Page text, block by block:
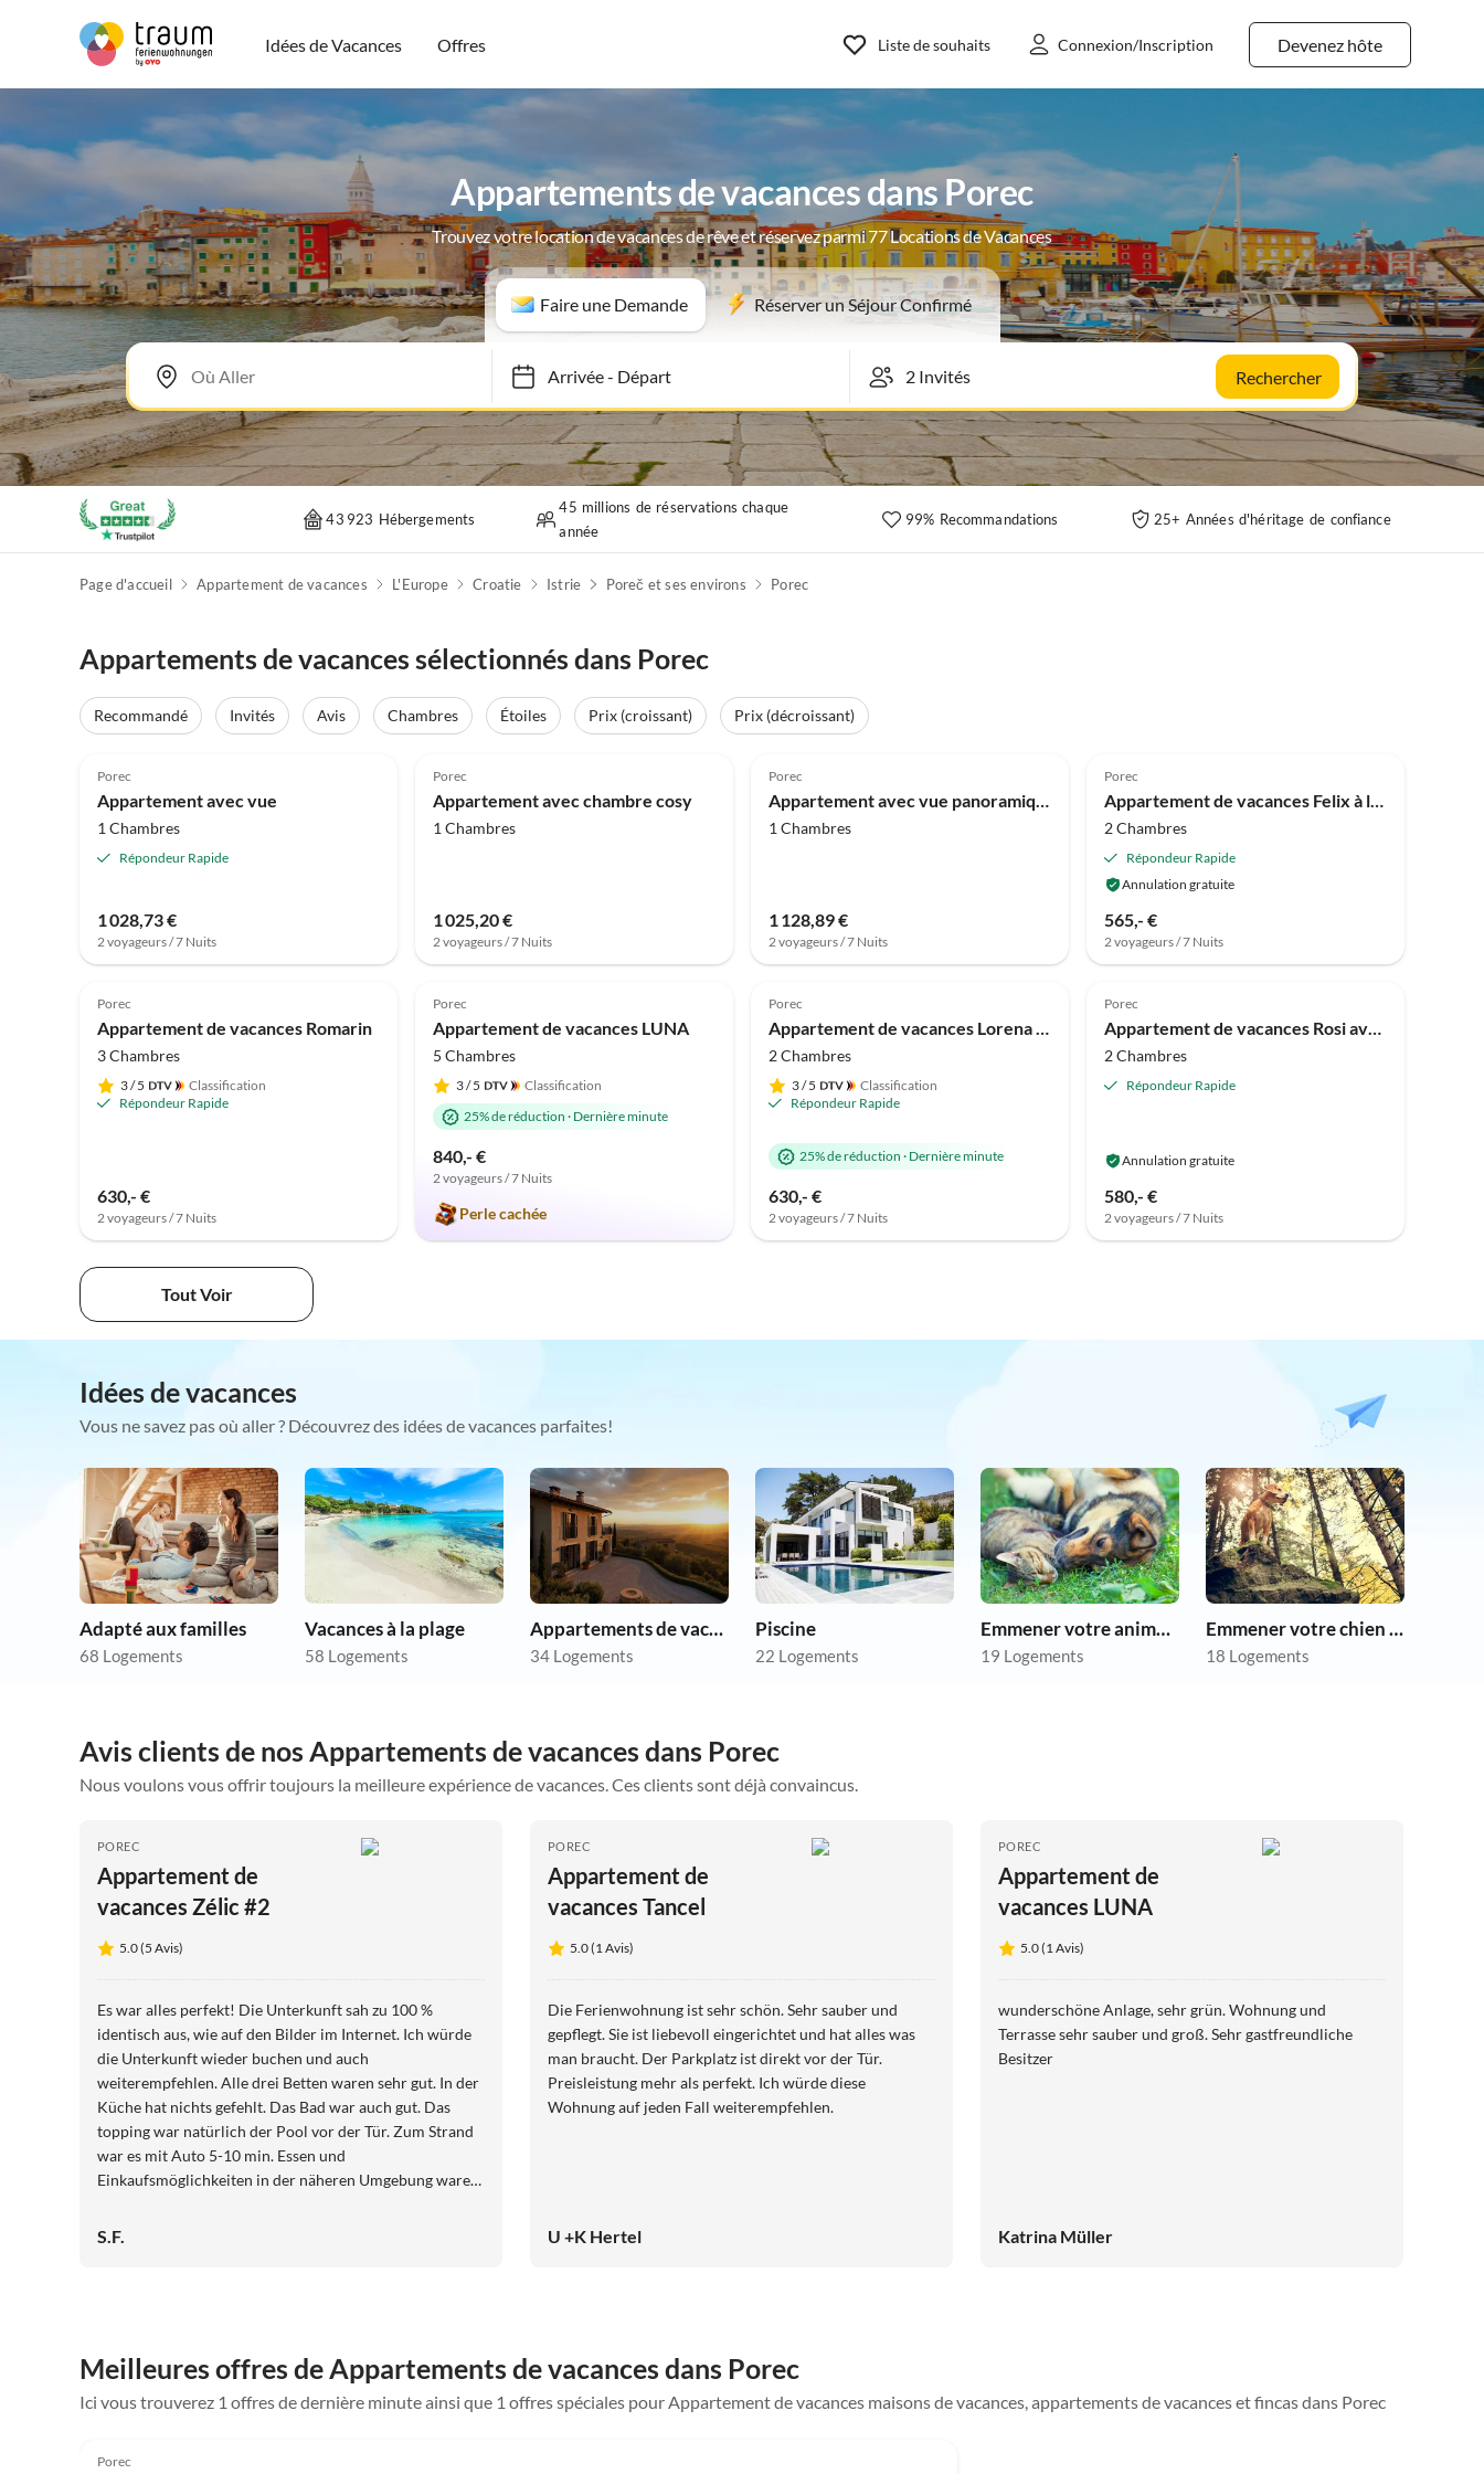
Idées de Vacances Offres Devenez hôte
Liste de souhaits Connexion/Inscription
Appartements de vacances dans Porec
Trouvez votre location de vacances de rêve et réservez parmi 77 Locations de Vacances
Faire une Demande Réserver un Séjour Confirmé
Arrivée-Départ Rechercher
43 923 Hébergements
45 millions de réservations chaque
année
99% Recommandations 25+ Années d'héritage de confiance
Page d'accueil Appartement de vacances L'Europe Croatie Istrie Poreč et ses environs Porec
Appartements de vacances sélectionnés dans Porec
Recommandé Invités Avis Chambres Étoiles Prix (croissant)
Prix (décroissant)
Porec
Appartement avec vue
1 Chambres
Répondeur Rapide
1 028,73 €
2 voyageurs / 7 Nuits
Porec
Appartement avec chambre cosy
1 Chambres
1 025,20 €
2 voyageurs / 7 Nuits
Porec
Appartement avec vue panoramique
1 Chambres
1 128,89 €
2 voyageurs / 7 Nuits
Porec
Appartement de vacances Felix à la Résidence Felix
2 Chambres
Répondeur Rapide
Annulation gratuite
565,- €
2 voyageurs / 7 Nuits
Annonce
5.0 (1)
Porec
Appartement de vacances Romarin
3 Chambres
3/ 5
Classification
Répondeur Rapide
630,- €
2 voyageurs / 7 Nuits
Annonce
5.0 (1)
Porec
Appartement de vacances LUNA
5 Chambres
3/ 5
Classification
25% de réduction · Dernière minute
840,- €
2 voyageurs / 7 Nuits
Perle cachée
Annonce
Porec
Appartement de vacances Lorena Premium
2 Chambres
3/ 5
Classification
Répondeur Rapide
25% de réduction · Dernière minute
630,- €
2 voyageurs / 7 Nuits
Annonce
Porec
Appartement de vacances Rosi avec piscine
2 Chambres
Répondeur Rapide
Annulation gratuite
580,- €
2 voyageurs / 7 Nuits
Tout Voir
Idées de vacances
Vous ne savez pas où aller ? Découvrez des idées de vacances parfaites!
Adapté aux familles
68 Logements
Vacances à la plage
58 Logements
Appartements de vacances pas chers
34 Logements
Piscine
22 Logements
Emmener votre animal en vacances
19 Logements
Emmener votre chien en vacances
18 Logements
Avis clients de nos Appartements de vacances dans Porec
Nous voulons vous offrir toujours la meilleure expérience de vacances. Ces clients sont déjà convaincus.
POREC
Appartement de
vacances Zélic #2
5.0 (5 Avis)
Es war alles perfekt! Die Unterkunft sah zu 100 %
identisch aus, wie auf den Bilder im Internet. Ich würde
die Unterkunft wieder buchen und auch
weiterempfehlen. Alle drei Betten waren sehr gut. In der
Küche hat nichts gefehlt. Das Bad war auch gut. Das
topping war natürlich der Pool vor der Tür. Zum Strand
war es mit Auto 5-10 min. Essen und
Einkaufsmöglichkeiten in der näheren Umgebung waren
unternehmensmöglichkeiten für die ganze Familie waren
S.F.
POREC
Appartement de
vacances Tancel
5.0 (1 Avis)
Die Ferienwohnung ist sehr schön. Sehr sauber und
gepflegt. Sie ist liebevoll eingerichtet und hat alles was
man braucht. Der Parkplatz ist direkt vor der Tür.
Preisleistung mehr als perfekt. Ich würde diese
Wohnung auf jeden Fall weiterempfehlen.
U +K Hertel
POREC
Appartement de
vacances LUNA
5.0 (1 Avis)
wunderschöne Anlage, sehr grün. Wohnung und
Terrasse sehr sauber und groß. Sehr gastfreundliche
Besitzer
Katrina Müller
Meilleures offres de Appartements de vacances dans Porec
Ici vous trouverez 1 offres de dernière minute ainsi que 1 offres spéciales pour Appartement de vacances maisons de vacances, appartements de vacances et fincas dans Porec
Porec